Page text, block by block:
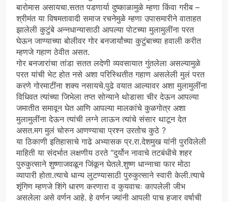
बारोमास असायचा.सतत पडणार्या दुष्काळामुळे म्हणा किंवा गरीब –
श्रीमंत या विषमतावादी समाज रचनेमुळे म्हणा उपासमारीने वाताहत
झालेली कुटुंबे अन्नधान्यासाठी आपल्या पोटच्या मुलामुलींना परत
घेऊन जाण्याच्या बोलीवर गोर बनजार्यांच्या कुटुंबाच्या हवाली करीत
म्हणजे गहाण ठेवीत असत.
गोर बनजारांचा तांडा सतत लदेणी व्यवसायात गुंतलेला असल्यामुळे
परत यांची भेट होत नसे अशा परिस्थितीत गहाण असलेली मुलं परत
करणे गोरमाटींना शक्य नसायचे.पुढे वयात आल्यावर अशा मुलामुलींना
विधिवत त्यांच्या जिभेला तप्त सोन्याने थोडासा चीर देऊन आपल्या
जमातीत समावून घेत आणि आपल्या मालकांचे कुळगोत्र अशा
मुलामुलींना देऊन त्यांची लग्ने लाऊन त्यांचे संसार थाटून देत
असत.मग मुलं चोरुन आणण्याचा प्रश्न उरतोच कुठे ?
या ठिकाणी इतिहासाचे गाढे अभ्यासक प्र.रा.देशमुख यांनी पुरविलेली
माहिती या संदर्भात लक्षणीय ठरते “दुर्योन नावाचे तटबंधीचे शहर
पुरुकुत्साने शुष्णाजवळून जिंकून घेतले.शुष्ण धान्नाचा फार मोठा
व्यापारी होता.त्याचे धान्य लुटण्यासाठी पुरुकुत्साने स्वारी केली.त्याचे
शृंगिण म्हणजे शिंगे धारण करणारा व कुयवाचः कापलेली जीभ
असलेला असे वर्णन आहे. हे वर्णन ज्यांनी आपली पाच हजार वर्षाची